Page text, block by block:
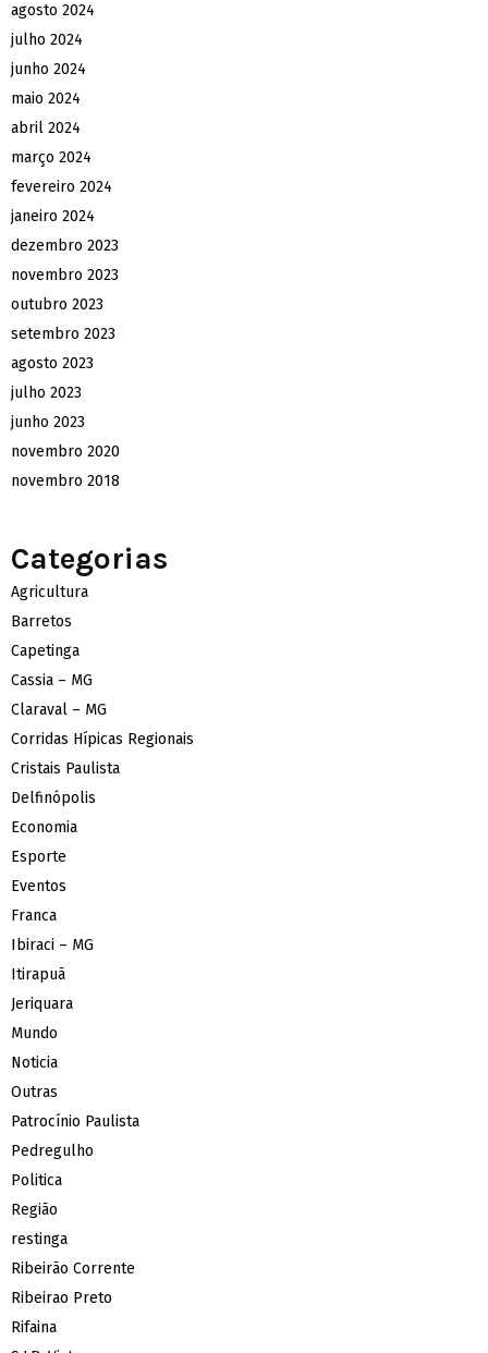
agosto 2024
julho 2024
junho 2024
maio 2024
abril 2024
março 2024
fevereiro 2024
janeiro 2024
dezembro 2023
novembro 2023
outubro 2023
setembro 2023
agosto 2023
julho 2023
junho 2023
novembro 2020
novembro 2018
Categorias
Agricultura
Barretos
Capetinga
Cassia – MG
Claraval – MG
Corridas Hípicas Regionais
Cristais Paulista
Delfinópolis
Economia
Esporte
Eventos
Franca
Ibiraci – MG
Itirapuã
Jeriquara
Mundo
Noticia
Outras
Patrocínio Paulista
Pedregulho
Politica
Região
restinga
Ribeirão Corrente
Ribeirao Preto
Rifaina